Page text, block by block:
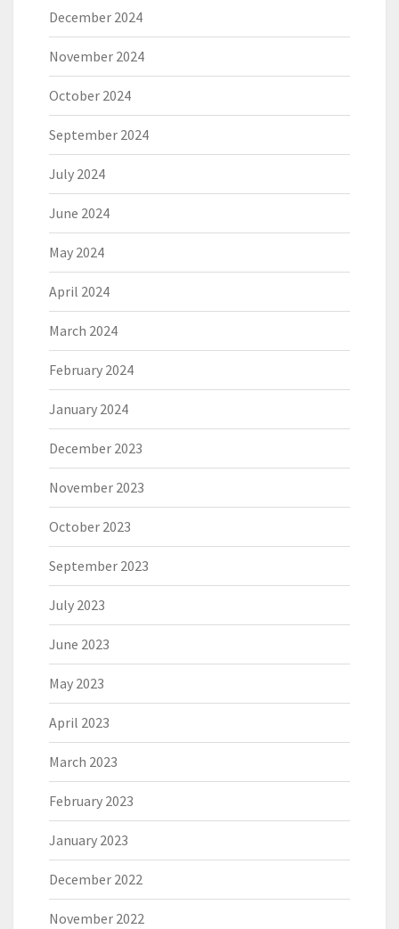
December 2024
November 2024
October 2024
September 2024
July 2024
June 2024
May 2024
April 2024
March 2024
February 2024
January 2024
December 2023
November 2023
October 2023
September 2023
July 2023
June 2023
May 2023
April 2023
March 2023
February 2023
January 2023
December 2022
November 2022